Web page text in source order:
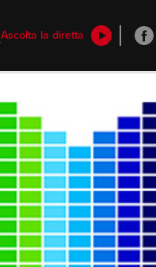
Ascolta la diretta